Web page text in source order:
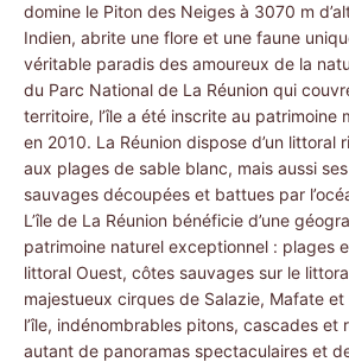
domine le Piton des Neiges à 3070 m
Indien, abrite une flore et une faune
véritable paradis des amoureux de la
du Parc National de La Réunion qui
territoire, l’île a été inscrite au patrimoine
en 2010. La Réunion dispose d’un littoral
aux plages de sable blanc, mais aussi
sauvages découpées et battues par
L’île de La Réunion bénéficie d’une
patrimoine naturel exceptionnel : plages
littoral Ouest, côtes sauvages sur le
majestueux cirques de Salazie, Mafate
l’île, indénombrables pitons, cascades et
autant de panoramas spectaculaires et